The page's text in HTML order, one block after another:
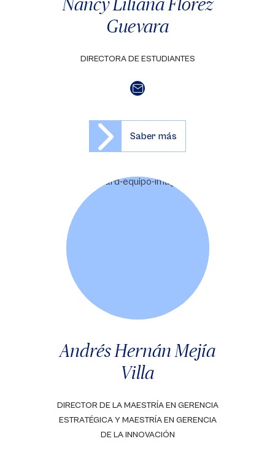
Guevara
DIRECTORA DE ESTUDIANTES
Saber más
Andrés Hernán Mejía
Villa
DIRECTOR DE LA MAESTRÍA EN GERENCIA
ESTRATÉGICA Y MAESTRÍA EN GERENCIA
DE LA INNOVACIÓN